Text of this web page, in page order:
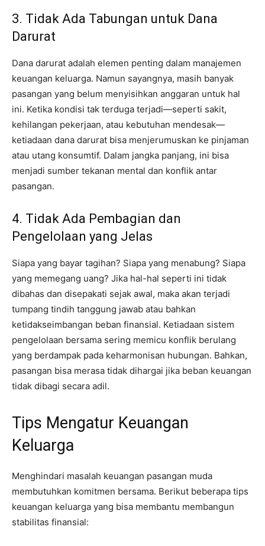
3. Tidak Ada Tabungan untuk Dana
Darurat
Dana darurat adalah elemen penting dalam manajemen
keuangan keluarga. Namun sayangnya, masih banyak
pasangan yang belum menyisihkan anggaran untuk hal
ini. Ketika kondisi tak terduga terjadi—seperti sakit,
kehilangan pekerjaan, atau kebutuhan mendesak—
ketiadaan dana darurat bisa menjerumuskan ke pinjaman
atau utang konsumtif. Dalam jangka panjang, ini bisa
menjadi sumber tekanan mental dan konflik antar
pasangan.
4. Tidak Ada Pembagian dan
Pengelolaan yang Jelas
Siapa yang bayar tagihan? Siapa yang menabung? Siapa
yang memegang uang? Jika hal-hal seperti ini tidak
dibahas dan disepakati sejak awal, maka akan terjadi
tumpang tindih tanggung jawab atau bahkan
ketidakseimbangan beban finansial. Ketiadaan sistem
pengelolaan bersama sering memicu konflik berulang
yang berdampak pada keharmonisan hubungan. Bahkan,
pasangan bisa merasa tidak dihargai jika beban keuangan
tidak dibagi secara adil.
Tips Mengatur Keuangan
Keluarga
Menghindari masalah keuangan pasangan muda
membutuhkan komitmen bersama. Berikut beberapa tips
keuangan keluarga yang bisa membantu membangun
stabilitas finansial: